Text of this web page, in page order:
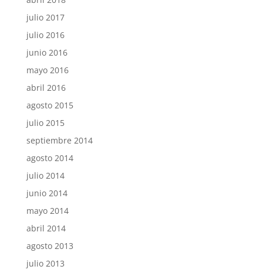
julio 2017
julio 2016
junio 2016
mayo 2016
abril 2016
agosto 2015
julio 2015
septiembre 2014
agosto 2014
julio 2014
junio 2014
mayo 2014
abril 2014
agosto 2013
julio 2013